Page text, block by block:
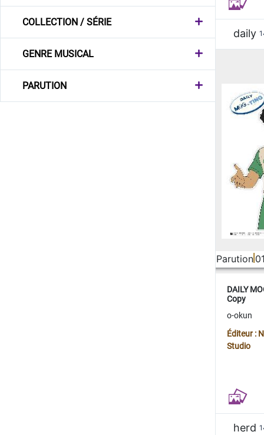
COLLECTION / SÉRIE
GENRE MUSICAL
PARUTION
daily
Parution
DAILY
Copy
o-okun
Éditeur :
Studio
herd